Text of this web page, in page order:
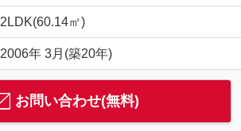
2LDK(60.14㎡)
2006年 3月(築20年)
お問い合わせ(無料)